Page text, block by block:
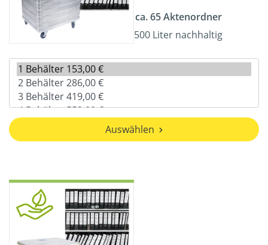
ca. 65 Aktenordner
500 Liter nachhaltig
Auswählen